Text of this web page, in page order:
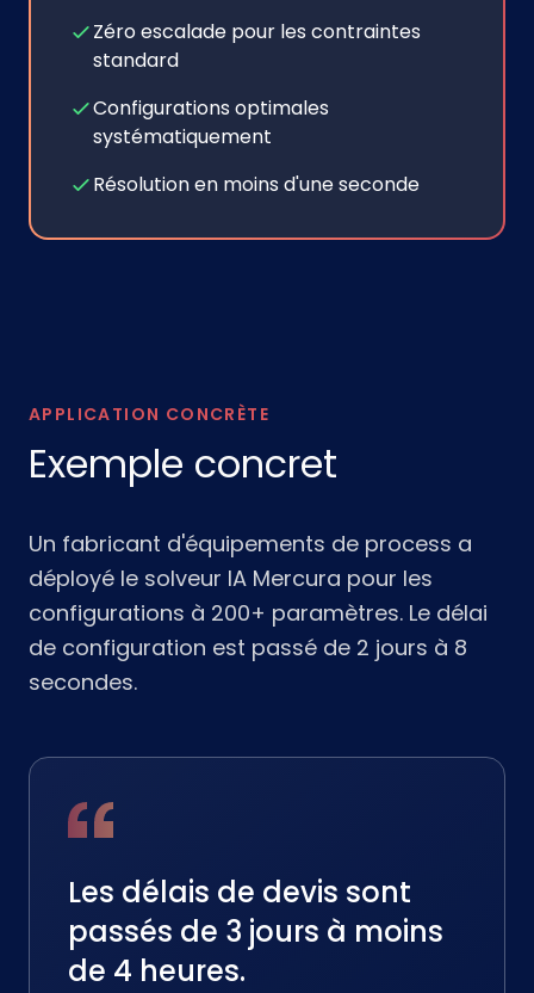
Zéro escalade pour les contraintes
standard
Configurations optimales
systématiquement
Résolution en moins d'une seconde
APPLICATION CONCRÈTE
Exemple concret
Un fabricant d'équipements de process a
déployé le solveur IA Mercura pour les
configurations à 200+ paramètres. Le délai
de configuration est passé de 2 jours à 8
secondes.
Les délais de devis sont
passés de 3 jours à moins
de 4 heures.